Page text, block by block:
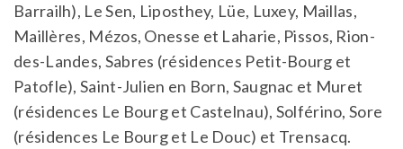
Barrailh), Le Sen, Liposthey, Lüe, Luxey, Maillas,
Maillères, Mézos, Onesse et Laharie, Pissos, Rion-
des-Landes, Sabres (résidences Petit-Bourg et
Patofle), Saint-Julien en Born, Saugnac et Muret
(résidences Le Bourg et Castelnau), Solférino, Sore
(résidences Le Bourg et Le Douc) et Trensacq.